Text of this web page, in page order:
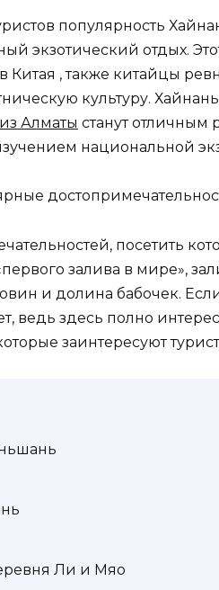
популярность
экзотический отдых.
, также китайцы
культуру.
Алматы станут отличным
национальной
посетить
залива в мире»,
и долина бабочек.
ведь здесь полно
заинтересуют
Ли и Мяо